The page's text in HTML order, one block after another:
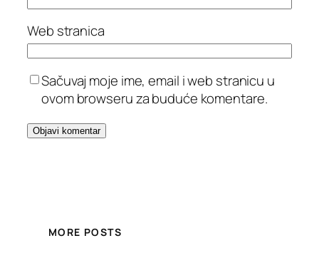
Web stranica
Sačuvaj moje ime, email i web stranicu u
ovom browseru za buduće komentare.
MORE POSTS